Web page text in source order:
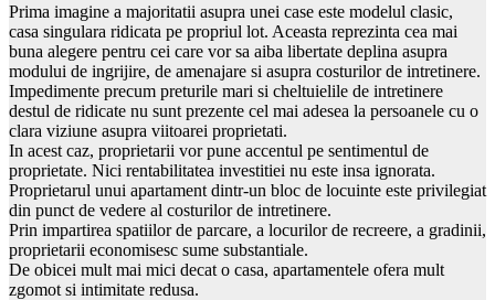
Prima imagine a majoritatii asupra unei case este modelul clasic,
casa singulara ridicata pe propriul lot. Aceasta reprezinta cea mai
buna alegere pentru cei care vor sa aiba libertate deplina asupra
modului de ingrijire, de amenajare si asupra costurilor de intretinere.
Impedimente precum preturile mari si cheltuielile de intretinere
destul de ridicate nu sunt prezente cel mai adesea la persoanele cu o
clara viziune asupra viitoarei proprietati.
In acest caz, proprietarii vor pune accentul pe sentimentul de
proprietate. Nici rentabilitatea investitiei nu este insa ignorata.
Proprietarul unui apartament dintr-un bloc de locuinte este privilegiat
din punct de vedere al costurilor de intretinere.
Prin impartirea spatiilor de parcare, a locurilor de recreere, a gradinii,
proprietarii economisesc sume substantiale.
De obicei mult mai mici decat o casa, apartamentele ofera mult
zgomot si intimitate redusa.